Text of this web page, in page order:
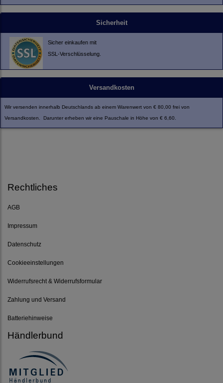
Sicherheit
Sicher einkaufen mit
SSL-Verschlüsselung.
Versandkosten
Wir versenden innerhalb Deutschlands ab einem Warenwert von € 80,00 frei von
Versandkosten. Darunter erheben wir eine Pauschale in Höhe von € 6,60.
Rechtliches
AGB
Impressum
Datenschutz
Cookieeinstellungen
Widerrufsrecht & Widerrufsformular
Zahlung und Versand
Batteriehinweise
Händlerbund